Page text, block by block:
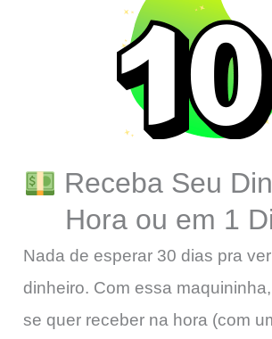
Receba Seu
Hora ou em 1
Nada de esperar 30 dias pra
dinheiro. Com essa
se quer receber na hora (com